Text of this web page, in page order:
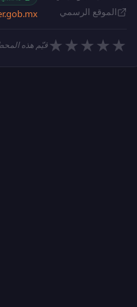
الموقع الرسمي
★
★
★
★
★قيّم هذه